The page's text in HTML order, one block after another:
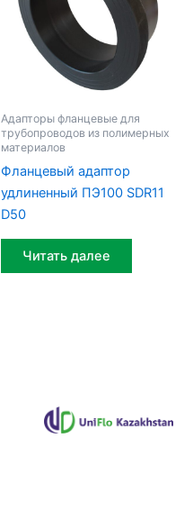
Адапторы фланцевые для
трубопроводов из полимерных
материалов
Фланцевый адаптор
удлиненный ПЭ100 SDR11
D50
Читать далее